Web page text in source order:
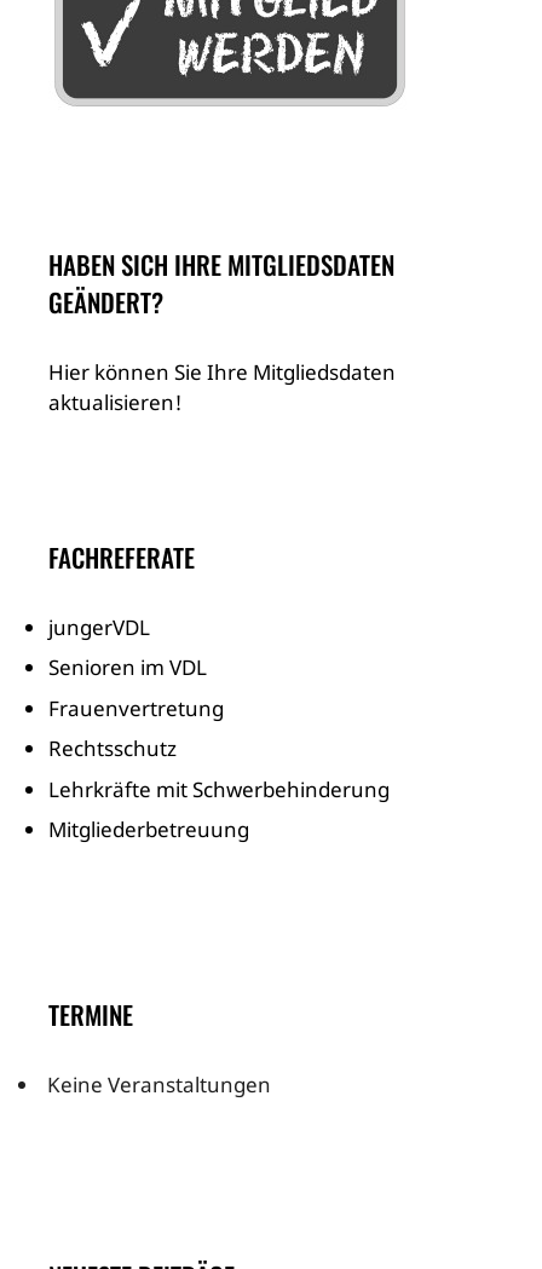
HABEN SICH IHRE MITGLIEDSDATEN
GEÄNDERT?
Hier können Sie Ihre Mitgliedsdaten
aktualisieren!
FACHREFERATE
jungerVDL
Senioren im VDL
Frauenvertretung
Rechtsschutz
Lehrkräfte mit Schwerbehinderung
Mitgliederbetreuung
TERMINE
Keine Veranstaltungen